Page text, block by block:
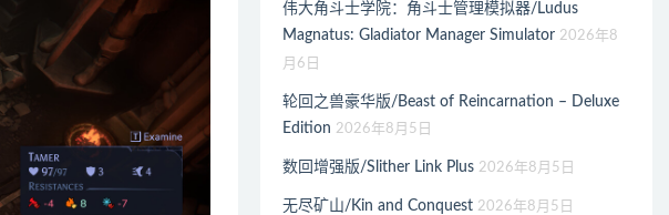
伟大角斗士学院：角斗士管理模拟器/Ludus
Magnatus: Gladiator Manager Simulator 2026年8
月6日
轮回之兽豪华版/Beast of Reincarnation – Deluxe
Edition 2026年8月5日
数回增强版/Slither Link Plus 2026年8月5日
无尽矿山/Kin and Conquest 2026年8月5日